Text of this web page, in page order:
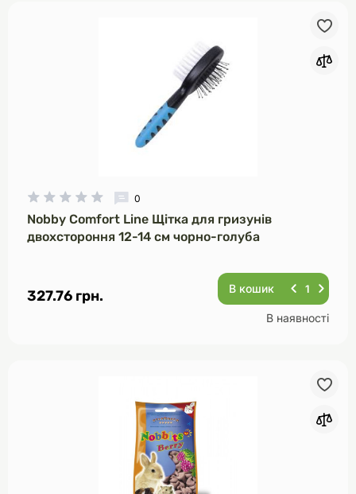
0
Nobby Comfort Line Щітка для гризунів
двохстороння 12-14 см чорно-голуба
327.76 грн. В кошик
В наявності